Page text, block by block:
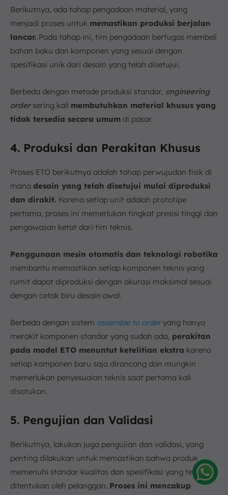
Berikutnya, ada tahap pengadaan material, yang
menjadi proses untuk memastikan produksi berjalan
lancar. Pada tahap ini, tim pengadaan bertugas membeli
bahan baku dan komponen yang sesuai dengan
spesifikasi unik dari desain yang telah disetujui.
Berbeda dengan metode produksi standar, engineering
order sering kali membutuhkan material khusus yang
tidak tersedia secara umum di pasar.
4. Produksi dan Perakitan Khusus
Proses ETO berikutnya adalah tahap perwujudan fisik di
mana desain yang telah disetujui mulai diproduksi
dan dirakit. Karena setiap unit adalah prototipe
pertama, proses ini memerlukan tingkat presisi tinggi dan
pengawasan ketat dari tim teknis.
Penggunaan mesin otomatis dan teknologi robotika
membantu memastikan setiap komponen teknis yang
rumit dapat diproduksi dengan akurasi maksimal sesuai
dengan cetak biru desain awal.
Berbeda dengan sistem assemble to orderyang hanya
merakit komponen standar yang sudah ada, perakitan
pada model ETO menuntut ketelitian ekstra karena
setiap komponen baru saja dirancang dan mungkin
memerlukan penyesuaian teknis saat pertama kali
disatukan.
5. Pengujian dan Validasi
Berikutnya, lakukan juga pengujian dan validasi, yang
penting dilakukan untuk memastikan bahwa produk
memenuhi standar kualitas dan spesifikasi yang telah
ditentukan oleh pelanggan. Proses ini mencakup